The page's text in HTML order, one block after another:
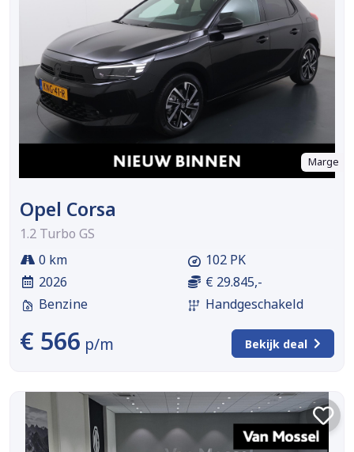
Marge
Opel Corsa
1.2 Turbo GS
0 km
2026
Benzine
102 PK
€ 29.845,-
Handgeschakeld
€ 566 p/m Bekijk deal